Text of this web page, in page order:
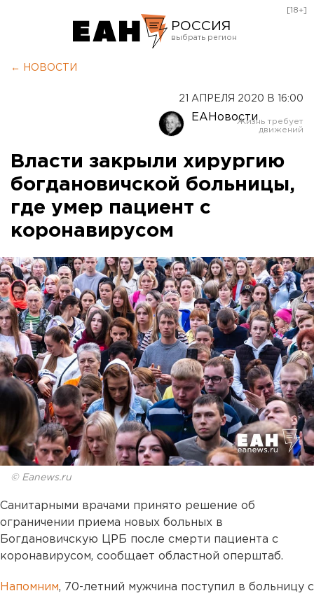
РОССИЯ
Оренбург
[18+]
← НОВОСТИ
21 АПРЕЛЯ 2020 В 16:00
ЕАНовости
Власти закрыли хирургию
богдановичской больницы,
где умер пациент с
коронавирусом
© Eanews.ru
Санитарными врачами принято решение об
ограничении приема новых больных в
Богдановичскую ЦРБ после смерти пациента с
коронавирусом, сообщает областной оперштаб.
Напомним, 70-летний мужчина поступил в больницу с